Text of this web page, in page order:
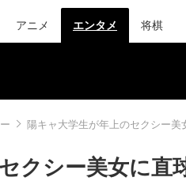
アニメ エンタメ 将棋
陽キャ大学生が年上のセクシー
クシー美女に直